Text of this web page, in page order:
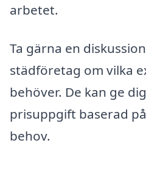
arbetet.
Ta gärna en
städföretag om vilka
behöver. De kan ge
prisuppgift baserad
behov.